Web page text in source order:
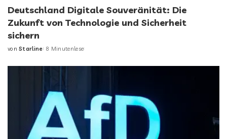
Deutschland Digitale Souveränität: Die
Zukunft von Technologie und Sicherheit
sichern
von Starline 8 Minutenlese